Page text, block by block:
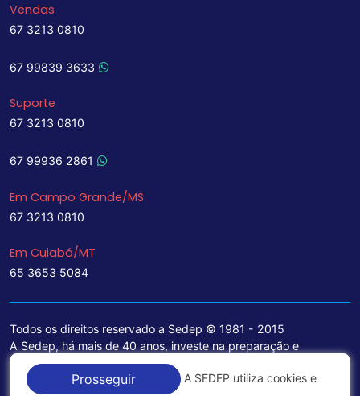
Vendas
67 3213 0810
67 99839 3633
Suporte
67 3213 0810
67 99936 2861
Em Campo Grande/MS
67 3213 0810
Em Cuiabá/MT
65 3653 5084
Todos os direitos reservado a Sedep © 1981 - 2015
A Sedep, há mais de 40 anos, investe na preparação e
treinamento de funcionários e na aquisição de tecnologia de
ponta para a ampliação de seu portfólio de serviços voltados
Prosseguir A SEDEP utiliza cookies e